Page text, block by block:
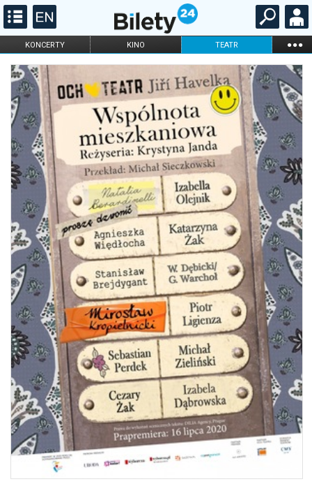
KONCERTY KINO TEATR ...
FILHARMONIA OPERA I BALET
STAND-UP
DLA DZIECI
ONLINE KARNETY